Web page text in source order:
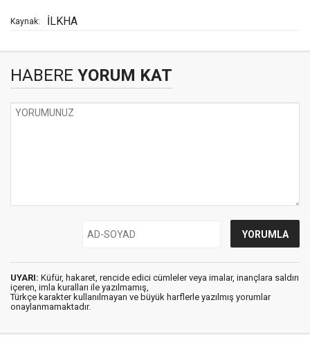
Kaynak: İLKHA
HABERE YORUM KAT
UYARI: Küfür, hakaret, rencide edici cümleler veya imalar, inançlara saldırı
içeren, imla kuralları ile yazılmamış,
Türkçe karakter kullanılmayan ve büyük harflerle yazılmış yorumlar
onaylanmamaktadır.